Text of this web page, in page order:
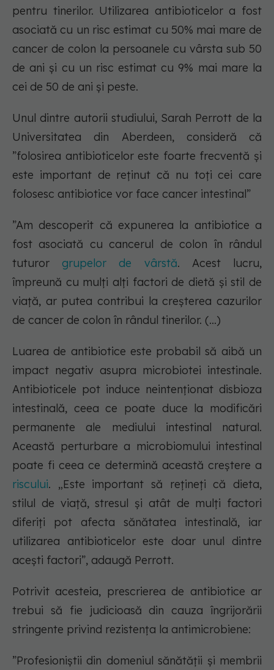
pentru tinerilor. Utilizarea antibioticelor a fost
asociată cu un risc estimat cu 50% mai mare de
cancer de colon la persoanele cu vârsta sub 50
de ani și cu un risc estimat cu 9% mai mare la
cei de 50 de ani și peste.
Unul dintre autorii studiului, Sarah Perrott de la
Universitatea din Aberdeen, consideră că
”folosirea antibioticelor este foarte frecventă și
este important de reținut că nu toți cei care
folosesc antibiotice vor face cancer intestinal”
”Am descoperit că expunerea la antibiotice a
fost asociată cu cancerul de colon în rândul
tuturor grupelor de vârstă. Acest lucru,
împreună cu mulți alți factori de dietă și stil de
viață, ar putea contribui la creșterea cazurilor
de cancer de colon în rândul tinerilor. (...)
Luarea de antibiotice este probabil să aibă un
impact negativ asupra microbiotei intestinale.
Antibioticele pot induce neintenționat disbioza
intestinală, ceea ce poate duce la modificări
permanente ale mediului intestinal natural.
Această perturbare a microbiomului intestinal
poate fi ceea ce determină această creștere a
riscului. „Este important să rețineți că dieta,
stilul de viață, stresul și atât de mulți factori
diferiți pot afecta sănătatea intestinală, iar
utilizarea antibioticelor este doar unul dintre
acești factori”, adaugă Perrott.
Potrivit acesteia, prescrierea de antibiotice ar
trebui să fie judicioasă din cauza îngrijorării
stringente privind rezistența la antimicrobiene:
”Profesioniștii din domeniul sănătății și membrii